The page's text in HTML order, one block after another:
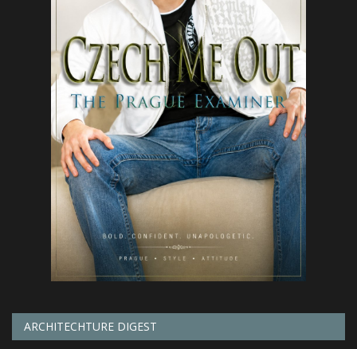
ARCHITECHTURE DIGEST